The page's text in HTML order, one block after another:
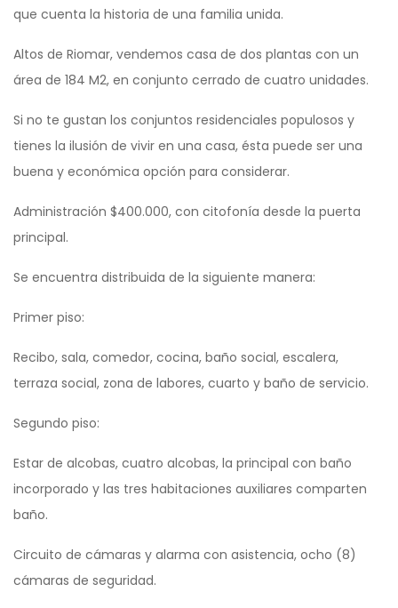
que cuenta la historia de una familia unida.
Altos de Riomar, vendemos casa de dos plantas con un
área de 184 M2, en conjunto cerrado de cuatro unidades.
Si no te gustan los conjuntos residenciales populosos y
tienes la ilusión de vivir en una casa, ésta puede ser una
buena y económica opción para considerar.
Administración $400.000, con citofonía desde la puerta
principal.
Se encuentra distribuida de la siguiente manera:
Primer piso:
Recibo, sala, comedor, cocina, baño social, escalera,
terraza social, zona de labores, cuarto y baño de servicio.
Segundo piso:
Estar de alcobas, cuatro alcobas, la principal con baño
incorporado y las tres habitaciones auxiliares comparten
baño.
Circuito de cámaras y alarma con asistencia, ocho (8)
cámaras de seguridad.